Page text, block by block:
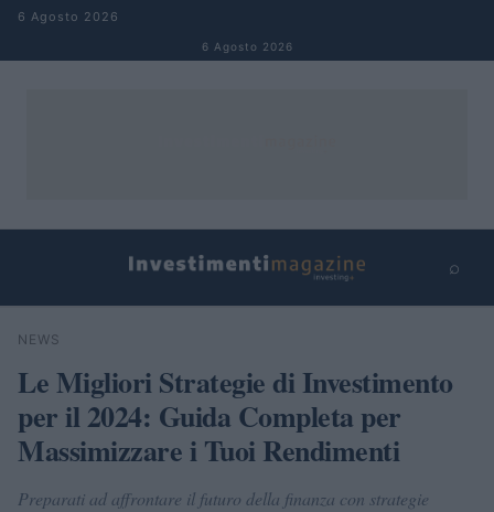
Salta al contenuto
6 Agosto 2026
6 Agosto 2026
⌕
Cerca
NEWS
Le Migliori Strategie di Investimento
per il 2024: Guida Completa per
Massimizzare i Tuoi Rendimenti
Preparati ad affrontare il futuro della finanza con strategie